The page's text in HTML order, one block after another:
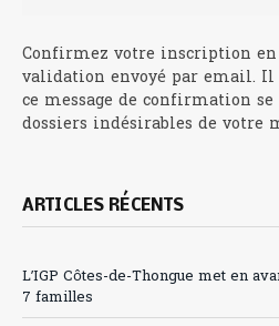
Confirmez votre inscription
validation envoyé par email. Il
ce message de confirmation
dossiers indésirables de votre
ARTICLES RÉCENTS
L’IGP Côtes-de-Thongue met en
7 familles